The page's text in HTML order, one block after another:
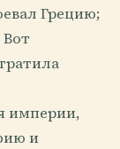
Грецию;
империи,
и